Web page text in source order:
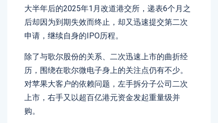
大半年后的2025年1月改道港交所，递表6个月之
后却因为到期失效而终止，却又迅速提交第二次
申请，继续自身的IPO历程。
除了与歌尔股份的关系、二次迅速上市的曲折经
历，围绕在歌尔微电子身上的关注点仍有不少。
对苹果大客户的依赖问题，左手拆分子公司二次
上市，右手又以超百亿港元资金发起重量级并
购。